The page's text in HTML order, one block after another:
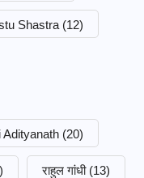
Shastra (12)
Adityanath (20)
राहुल गांधी (13)